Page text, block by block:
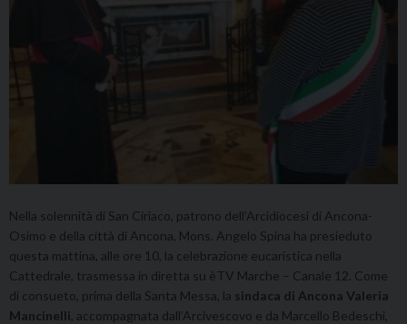
Nella solennità di San Ciriaco, patrono dell’Arcidiocesi di Ancona-
Osimo e della città di Ancona, Mons. Angelo Spina ha presieduto
questa mattina, alle ore 10, la celebrazione eucaristica nella
Cattedrale, trasmessa in diretta su èTV Marche – Canale 12. Come
di consueto, prima della Santa Messa, la sindaca di Ancona Valeria
Mancinelli , accompagnata dall’Arcivescovo e da Marcello Bedeschi,